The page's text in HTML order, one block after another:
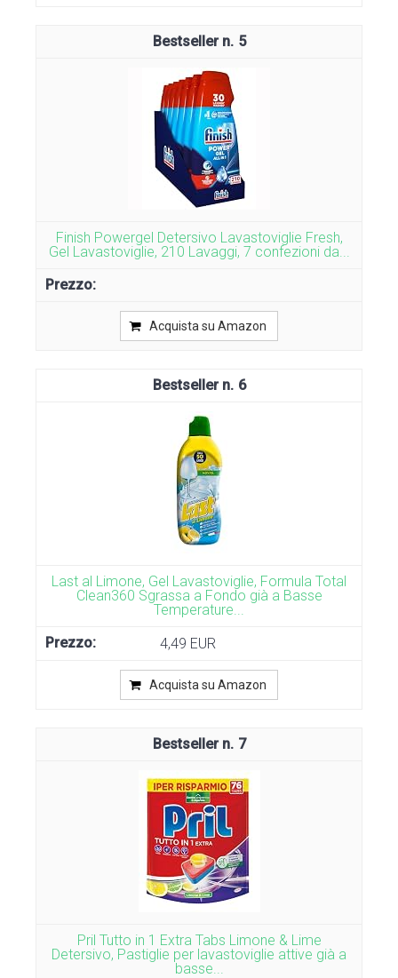
5
Finish Powergel Detersivo Lavastoviglie Fresh,
Gel Lavastoviglie, 210 Lavaggi, 7 confezioni da...
Acquista su Amazon
6
Last al Limone, Gel Lavastoviglie, Formula Total
Clean360 Sgrassa a Fondo già a Basse
Temperature...
4,49 EUR
Acquista su Amazon
7
Pril Tutto in 1 Extra Tabs Limone & Lime
Detersivo, Pastiglie per lavastoviglie attive già a
basse...